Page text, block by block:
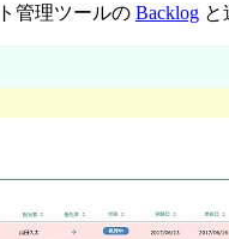
管理ツールの Backlog と